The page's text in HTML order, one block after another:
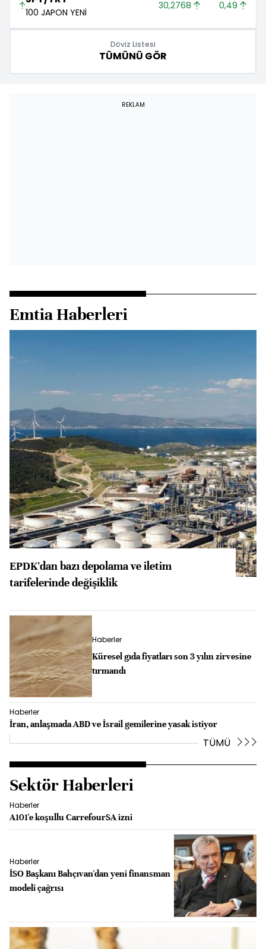
100 JAPON YENİ
30,2768 0,49
Döviz Listesi
TÜMÜNÜ GÖR
REKLAM
Emtia Haberleri
EPDK'dan bazı depolama ve iletim
tarifelerinde değişiklik
Haberler
Küresel gıda fiyatları son 3 yılın zirvesine
tırmandı
Haberler
İran, anlaşmada ABD ve İsrail gemilerine yasak istiyor
TÜMÜ
Sektör Haberleri
Haberler
A101'e koşullu CarrefourSA izni
Haberler
İSO Başkanı Bahçıvan'dan yeni finansman
modeli çağrısı